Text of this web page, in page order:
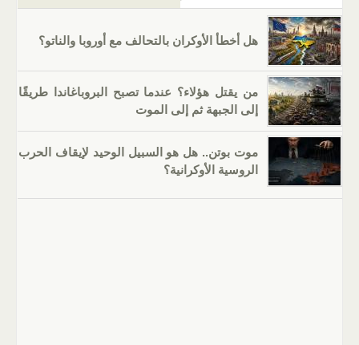
هل أخطأ الأوكران بالتحالف مع أوروبا والناتو؟
من يقتل هؤلاء؟ عندما تصبح البروباغاندا طريقًا
إلى الجبهة ثم إلى الموت
موت بوتن.. هل هو السبيل الوحيد لإيقاف الحرب
الروسية الأوكرانية؟